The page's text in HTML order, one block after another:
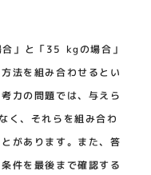
」と「35 kgの場合」
法を組み合わせるとい
力の問題では、与えら
く、それらを組み合わ
があります。また、答
件を最後まで確認する